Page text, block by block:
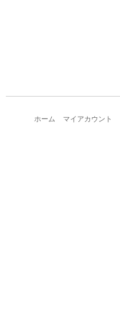
ホーム マイアカウント